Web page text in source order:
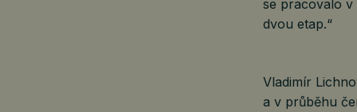
se pracovalo v
dvou etap.“
Vladimír
a v průběhu